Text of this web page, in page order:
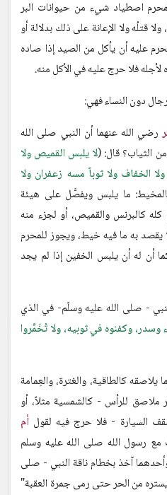
يجوز للمحرم اصطياد شيء من حيوانات البر
قتلُه ولا الإعانة على ذلك بدلالة أو
عليه أن يأكل من الصيد إذا صاده
لأجله فلا حرج عليه في الأكل منه.
دون النساء فهي:
رضي الله عنهما أن النبي صلى الله
الثياب؟ قال: (لا يلبس القميص ولا
ولا الخفاف ولا ثوباً مسه زعفران ولا
ما يلبس ويفصَّل على هيئة
كالبرنس والقميص، أو لجزء منه
يقصد به ما فيه خيط، ويجوز للمحرم
أن له أن يلبس الخفين إذا لم يجد
- صلى الله عليه وسلّم- في الذي
وسدر، وكفنوه في ثوبيه، ولا تُخَمِّروا
كالطاقية، والغترة، والعِمامة
ملاصق للرأس - كالشمسية مثلاً، أو
السيارة - فلا حرج فيه لقول أم
رسول الله صلى الله عليه وسلم
آخذ بخطام ناقة النبي - صلى
يستره من الحر حتى رمى جمرة العقبة"